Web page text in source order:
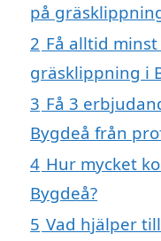
på
2 Få alltid
gräsklippning i
3 Få 3
Bygdeå från
4 Hur mycket
Bygdeå?
5 Vad hjälper